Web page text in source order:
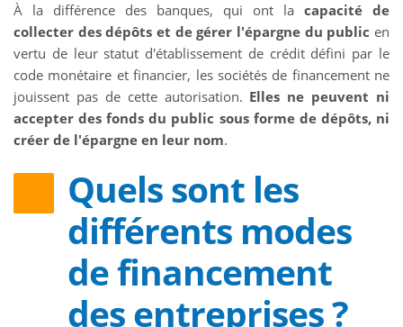
À la différence des banques, qui ont la capacité de
collecter des dépôts et de gérer l'épargne du public en
vertu de leur statut d'établissement de crédit défini par le
code monétaire et financier, les sociétés de financement ne
jouissent pas de cette autorisation. Elles ne peuvent ni
accepter des fonds du public sous forme de dépôts, ni
créer de l'épargne en leur nom.
Quels sont les
différents modes
de financement
des entreprises ?